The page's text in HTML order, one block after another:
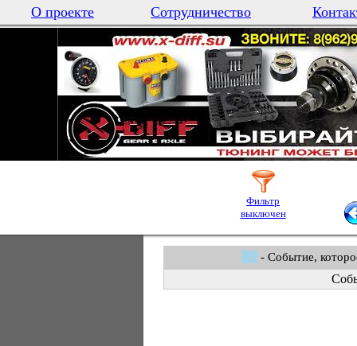
О проекте Сотрудничество
Фильтр
выключен
- Событие,